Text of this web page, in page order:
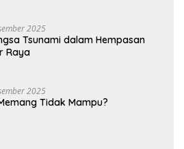
2025
Tsunami dalam Hempasan
Raya
2025
Tidak Mampu?